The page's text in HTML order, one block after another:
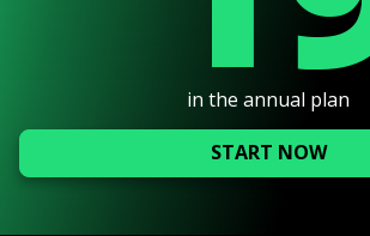
in the annual plan
START NOW